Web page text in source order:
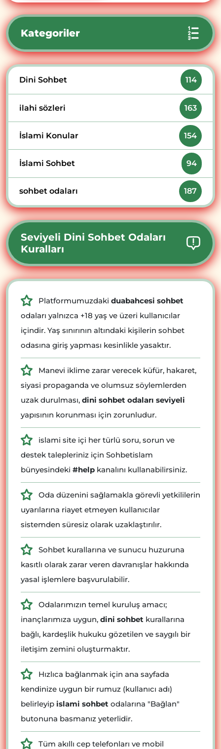
Kategoriler
Dini Sohbet 114
ilahi sözleri 163
İslami Konular 154
İslami Sohbet 94
sohbet odaları 187
Seviyeli Dini Sohbet Odaları
Kuralları
Platformumuzdaki duabahcesi sohbet
odaları yalnızca +18 yaş ve üzeri kullanıcılar
içindir. Yaş sınırının altındaki kişilerin sohbet
odasına giriş yapması kesinlikle yasaktır.
Manevi iklime zarar verecek küfür, hakaret,
siyasi propaganda ve olumsuz söylemlerden
uzak durulması, dini sohbet odaları seviyeli
yapısının korunması için zorunludur.
islami site içi her türlü soru, sorun ve
destek talepleriniz için Sohbetislam
bünyesindeki #help kanalını kullanabilirsiniz.
Oda düzenini sağlamakla görevli yetkililerin
uyarılarına riayet etmeyen kullanıcılar
sistemden süresiz olarak uzaklaştırılır.
Sohbet kurallarına ve sunucu huzuruna
kasıtlı olarak zarar veren davranışlar hakkında
yasal işlemlere başvurulabilir.
Odalarımızın temel kuruluş amacı;
inançlarımıza uygun, dini sohbet kurallarına
bağlı, kardeşlik hukuku gözetilen ve saygılı bir
iletişim zemini oluşturmaktır.
Hızlıca bağlanmak için ana sayfada
kendinize uygun bir rumuz (kullanıcı adı)
belirleyip islami sohbet odalarına "Bağlan"
butonuna basmanız yeterlidir.
Tüm akıllı cep telefonları ve mobil